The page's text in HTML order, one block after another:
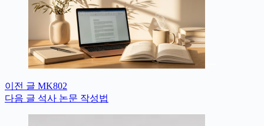
이전 글 MK802
다음 글 석사 논문 작성법